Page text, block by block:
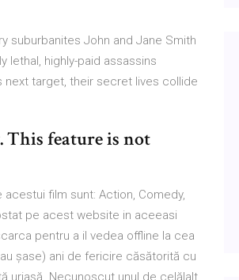
suburbanites John and Jane Smith
lethal, highly-paid assassins
next target, their secret lives collide
This feature is not
acestui film sunt: Action, Comedy,
pe acest website in aceeasi
pentru a il vedea offline la cea
șase) ani de fericire căsătorită cu
uriașă. Necunoscut unul de celălalt,